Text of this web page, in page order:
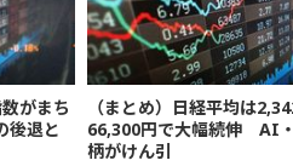
がまち
後退と
（まとめ）日経平均は
66,300円で大幅続伸 AI
柄がけん引